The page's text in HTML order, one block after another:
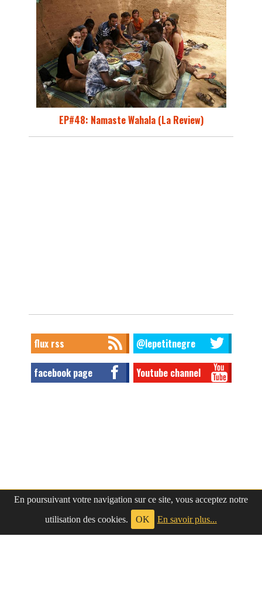
En poursuivant votre navigation sur ce site, vous acceptez notre
utilisation des cookies.
OK En savoir plus...
EP#48: Namaste Wahala (La Review)
flux rss @lepetitnegre
facebook page Youtube channel